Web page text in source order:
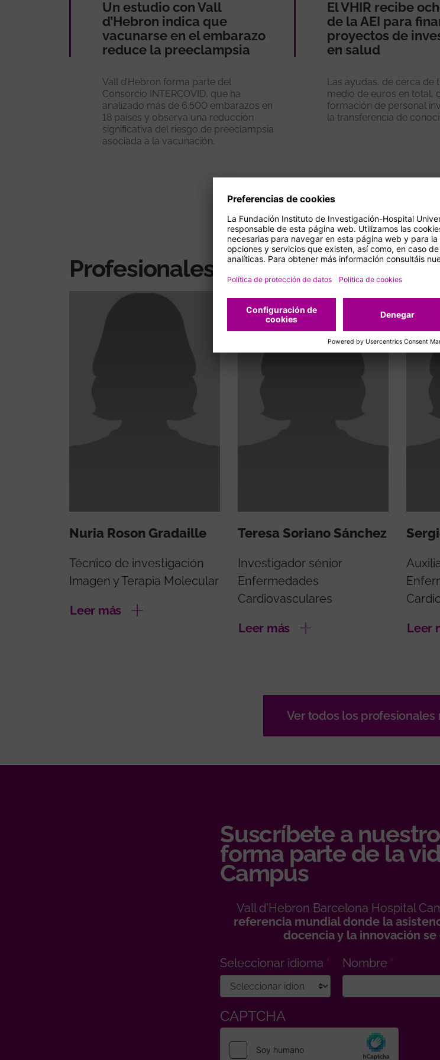
Un estudio con Vall
d’Hebron indica que
vacunarse en el embarazo
reduce la preeclampsia
Vall d’Hebron forma parte del
Consorcio INTERCOVID, que ha
analizado más de 6.500 embarazos en
18 países y observa una reducción
significativa del riesgo de preeclampsia
asociada a la vacunación.
El VHIR recibe
de la AEI para
proyectos de
en salud
Las ayudas, de cerca de
medio de euros en total,
formación de personal
la transferencia de
Profesionales relacionados
Nuria Roson Gradaille
Técnico de investigación
Imagen y Terapia Molecular
Leer más
Teresa Soriano Sánchez
Investigador sénior
Enfermedades
Cardiovasculares
Leer más Leer
Ver todos los profesionales
Suscríbete a
forma parte de la
Campus
Vall d'Hebron Barcelona Hospital
referencia mundial donde la
docencia y la innovación se
Seleccionar idioma
Nombre
CAPTCHA